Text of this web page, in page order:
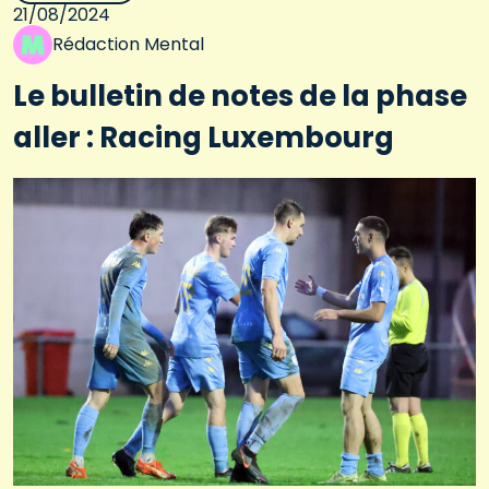
21/08/2024
Rédaction Mental
Le bulletin de notes de la phase
aller : Racing Luxembourg